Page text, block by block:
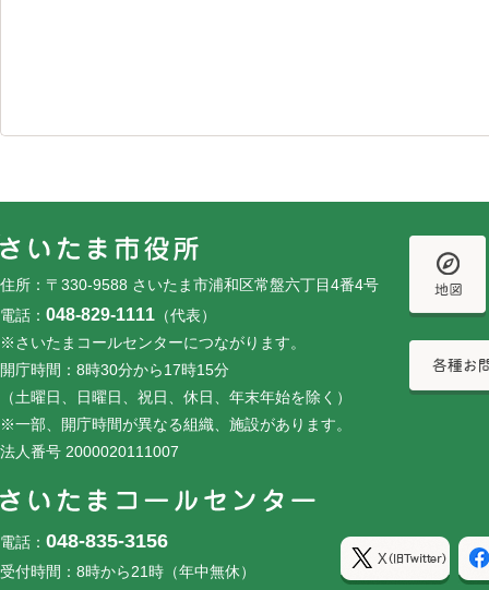
住所：〒330-9588 さいたま市浦和区常盤六丁目4番4号
電話： 048-829-1111 （代表）
※さいたまコールセンターにつながります。
開庁時間：8時30分から17時15分
（土曜日、日曜日、祝日、休日、年末年始を除く）
※一部、開庁時間が異なる組織、施設があります。
法人番号 2000020111007
電話： 048-835-3156
受付時間：8時から21時（年中無休）